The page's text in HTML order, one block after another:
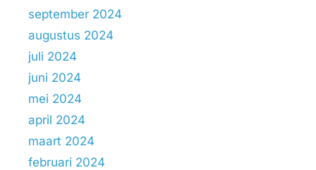
september 2024
augustus 2024
juli 2024
juni 2024
mei 2024
april 2024
maart 2024
februari 2024